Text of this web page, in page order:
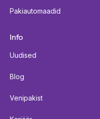
Pakiautomaadid
Info
Uudised
Blog
Venipakist